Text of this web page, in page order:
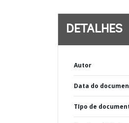
DETALHES
Autor
Data do
TIpo de